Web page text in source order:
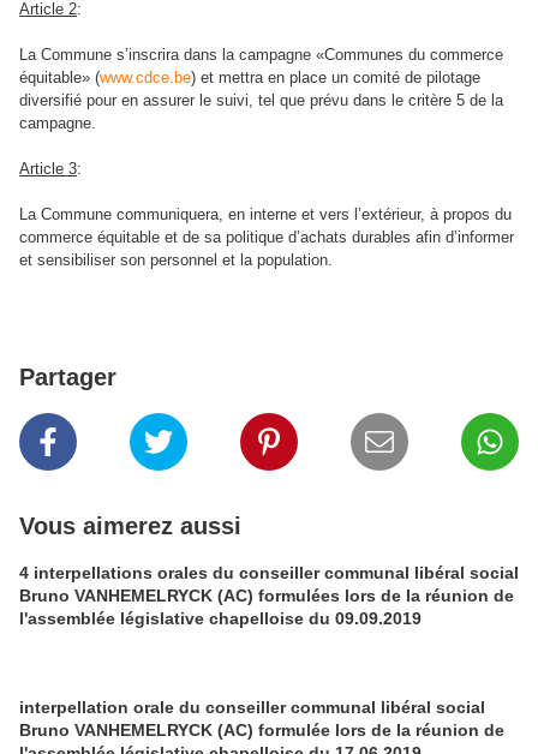
Article 2:
La Commune s’inscrira dans la campagne «Communes du commerce
équitable» (www.cdce.be) et mettra en place un comité de pilotage
diversifié pour en assurer le suivi, tel que prévu dans le critère 5 de la
campagne.
Article 3:
La Commune communiquera, en interne et vers l’extérieur, à propos du
commerce équitable et de sa politique d’achats durables afin d’informer
et sensibiliser son personnel et la population.
Partager
Vous aimerez aussi
4 interpellations orales du conseiller communal libéral social
Bruno VANHEMELRYCK (AC) formulées lors de la réunion de
l'assemblée législative chapelloise du 09.09.2019
interpellation orale du conseiller communal libéral social
Bruno VANHEMELRYCK (AC) formulée lors de la réunion de